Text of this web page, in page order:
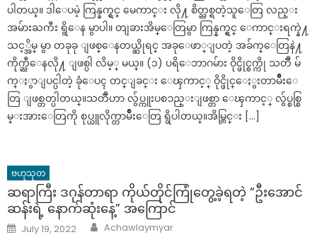
ပါတယ္။ ဒါေပမဲ့ ကြန္နက္ရွင္ မေကာင္း လို႔ စိတ္ညစ္ရတဲ့သူေတြ လည္း
အမ်ားႀကီး ရွိေန မွာပါ။ တျခားအိမ္ေတြမွာ ကြန္နက္ရွင္ ေကာင္းရက္နဲ႔
သင့္အိမ္ မွာ တခုခု ျဖစ္ေနတယ္ဆိုရင္ အခုေဖာ္ျပတဲ့ အခ်က္ေတြနဲ႔
ကိုက္ညီေနလို႔ ျဖစ္ပါ လိမ့္ မယ္။ (၁) ပရိေဘာဂမ်ား ဝိုင္ဖိုင္စက္ကို သတၱဳ မ်
က္ႏွာျပင္ပါတဲ့ ခုံေပၚ တင္ျခင္း ေၾကာင့္ ဝိုင္ဖိုင္ေႏွးတာမ်ိဳးေ
တြ ျဖစ္တတ္ပါတယ္။သတၱဳဟာ လွ်ပ္ကူးပစၥည္းျဖစ္တာ ေၾကာင့္ လွ်ပ္စစ္စြ
မ္းအားေတြကို စုပ္ယူလိုက္တာမ်ိဳးေတြ ရွိပါတယ္။အိမ္တြင္း […]
ဗဟုသုတ
ဆရာကြီး ဒဂုန်တာရာ ကိုယ်တိုင်ကြုံတွေ့ခဲ့ရတဲ့ “ဦးအောင်
ဆန်းရဲ့ နောက်ဆုံးနေ့” အကြောင်
Posted
on
July 19, 2022 Author
Achawlaymyar